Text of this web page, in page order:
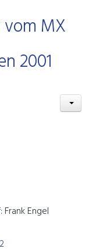
vom MX
2001
Engel